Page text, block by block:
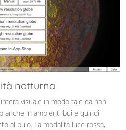
notturna
visuale in modo tale da non
anche in ambienti bui e quindi
al buio. La modalità luce rossa,